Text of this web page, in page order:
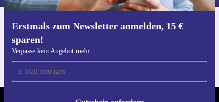
Erstmals zum Newsletter anmelden, 15 €
sparen!
Verpasse kein Angebot mehr
Hol dir die refurbed-App